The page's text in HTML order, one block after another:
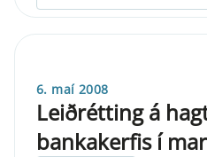
6. maí 2008
Leiðrétting á
bankakerfis í